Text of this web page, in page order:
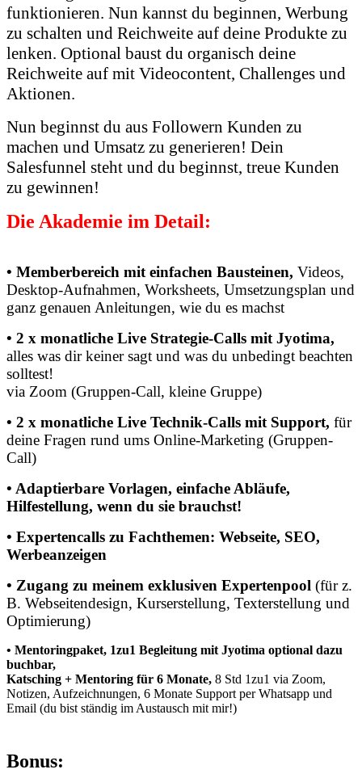
funktionieren. Nun kannst du beginnen, Werbung
zu schalten und Reichweite auf deine Produkte zu
lenken. Optional baust du organisch deine
Reichweite auf mit Videocontent, Challenges und
Aktionen.
Nun beginnst du aus Followern Kunden zu
machen und Umsatz zu generieren! Dein
Salesfunnel steht und du beginnst, treue Kunden
zu gewinnen!
Die Akademie im Detail:
• Memberbereich mit einfachen Bausteinen, Videos,
Desktop-Aufnahmen, Worksheets, Umsetzungsplan und
ganz genauen Anleitungen, wie du es machst
• 2 x monatliche Live Strategie-Calls mit Jyotima,
alles was dir keiner sagt und was du unbedingt beachten
solltest!
via Zoom (Gruppen-Call, kleine Gruppe)
• 2 x monatliche Live Technik-Calls mit Support, für
deine Fragen rund ums Online-Marketing (Gruppen-
Call)
• Adaptierbare Vorlagen, einfache Abläufe,
Hilfestellung, wenn du sie brauchst!
• Expertencalls zu Fachthemen: Webseite, SEO,
Werbeanzeigen
• Zugang zu meinem exklusiven Expertenpool (für z.
B. Webseitendesign, Kurserstellung, Texterstellung und
Optimierung)
• Mentoringpaket, 1zu1 Begleitung mit Jyotima optional dazu
buchbar,
Katsching + Mentoring für 6 Monate, 8 Std 1zu1 via Zoom,
Notizen, Aufzeichnungen, 6 Monate Support per Whatsapp und
Email (du bist ständig im Austausch mit mir!)
Bonus: